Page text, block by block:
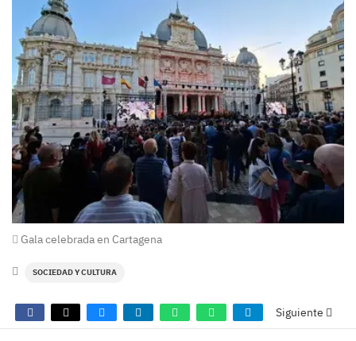
Gala celebrada en Cartagena
SOCIEDAD Y CULTURA
Siguiente